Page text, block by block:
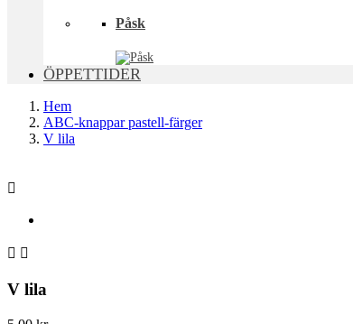
Påsk
ÖPPETTIDER
Hem
ABC-knappar pastell-färger
V lila

 
V lila